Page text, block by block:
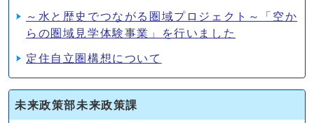
～水と歴史でつながる圏域プロジェクト～「空か
らの圏域見学体験事業」を行いました
定住自立圏構想について
未来政策部未来政策課